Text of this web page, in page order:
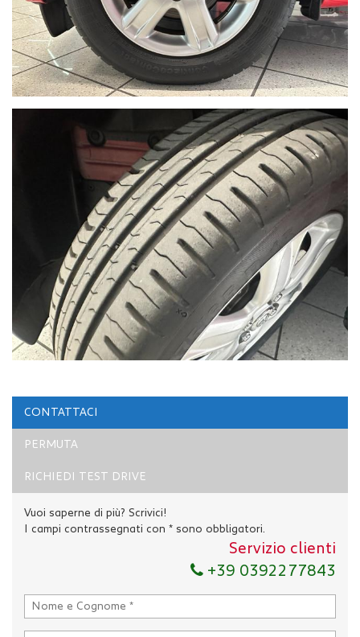
CONTATTACI
PERMUTA
RICHIEDI TEST DRIVE
Vuoi saperne di più? Scrivici!
I campi contrassegnati con * sono obbligatori.
Servizio clienti
+39 0392277843